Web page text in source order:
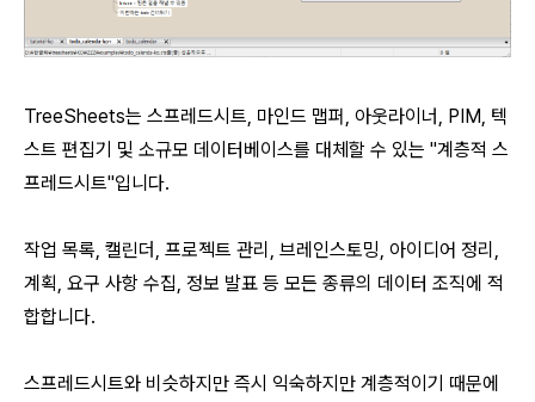
TreeSheets는 스프레드시트, 마인드 맵퍼, 아웃라이너, PIM, 텍
스트 편집기 및 소규모 데이터베이스를 대체할 수 있는 "계층적 스
프레드시트"입니다.
작업 목록, 캘린더, 프로젝트 관리, 브레인스토밍, 아이디어 정리,
계획, 요구 사항 수집, 정보 발표 등 모든 종류의 데이터 조직에 적
합합니다.
스프레드시트와 비슷하지만 즉시 익숙하지만 계층적이기 때문에